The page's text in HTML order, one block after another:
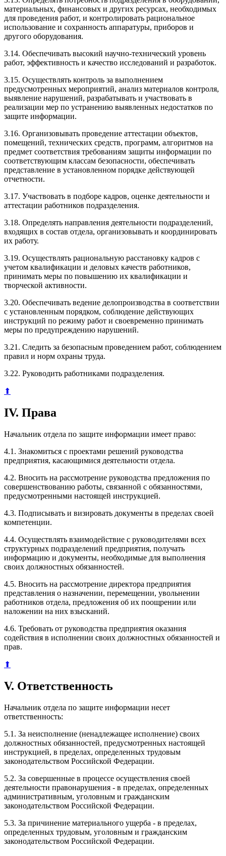
материальных, финансовых и других ресурсах, необходимых
для проведения работ, и контролировать рациональное
использование и сохранность аппаратуры, приборов и
другого оборудования.
3.14. Обеспечивать высокий научно-технический уровень
работ, эффективность и качество исследований и разработок.
3.15. Осуществлять контроль за выполнением
предусмотренных мероприятий, анализ материалов контроля,
выявление нарушений, разрабатывать и участвовать в
реализации мер по устранению выявленных недостатков по
защите информации.
3.16. Организовывать проведение аттестации объектов,
помещений, технических средств, программ, алгоритмов на
предмет соответствия требованиям защиты информации по
соответствующим классам безопасности, обеспечивать
представление в установленном порядке действующей
отчетности.
3.17. Участвовать в подборе кадров, оценке деятельности и
аттестации работников подразделения.
3.18. Определять направления деятельности подразделений,
входящих в состав отдела, организовывать и координировать
их работу.
3.19. Осуществлять рациональную расстановку кадров с
учетом квалификации и деловых качеств работников,
принимать меры по повышению их квалификации и
творческой активности.
3.20. Обеспечивать ведение делопроизводства в соответствии
с установленным порядком, соблюдение действующих
инструкций по режиму работ и своевременно принимать
меры по предупреждению нарушений.
3.21. Следить за безопасным проведением работ, соблюдением
правил и норм охраны труда.
3.22. Руководить работниками подразделения.
⬆
IV. Права
Начальник отдела по защите информации имеет право:
4.1. Знакомиться с проектами решений руководства
предприятия, касающимися деятельности отдела.
4.2. Вносить на рассмотрение руководства предложения по
совершенствованию работы, связанной с обязанностями,
предусмотренными настоящей инструкцией.
4.3. Подписывать и визировать документы в пределах своей
компетенции.
4.4. Осуществлять взаимодействие с руководителями всех
структурных подразделений предприятия, получать
информацию и документы, необходимые для выполнения
своих должностных обязанностей.
4.5. Вносить на рассмотрение директора предприятия
представления о назначении, перемещении, увольнении
работников отдела, предложения об их поощрении или
наложении на них взысканий.
4.6. Требовать от руководства предприятия оказания
содействия в исполнении своих должностных обязанностей и
прав.
⬆
V. Ответственность
Начальник отдела по защите информации несет
ответственность:
5.1. За неисполнение (ненадлежащее исполнение) своих
должностных обязанностей, предусмотренных настоящей
инструкцией, в пределах, определенных трудовым
законодательством Российской Федерации.
5.2. За совершенные в процессе осуществления своей
деятельности правонарушения - в пределах, определенных
административным, уголовным и гражданским
законодательством Российской Федерации.
5.3. За причинение материального ущерба - в пределах,
определенных трудовым, уголовным и гражданским
законодательством Российской Федерации.